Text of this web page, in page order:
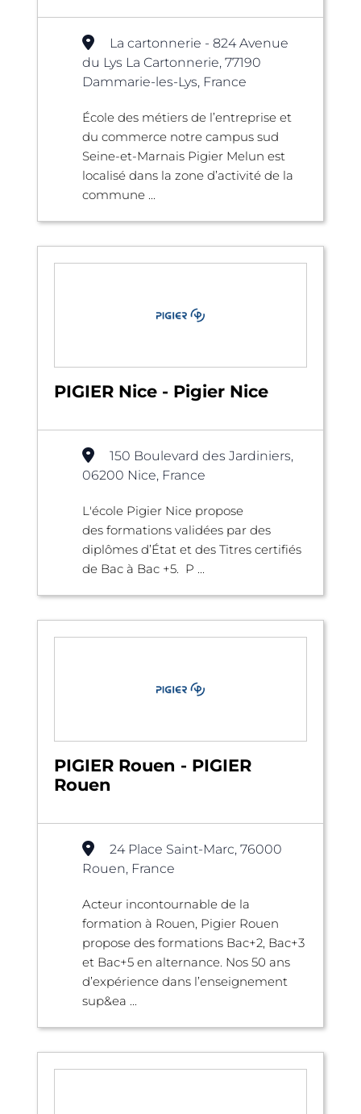
La cartonnerie - 824 Avenue
du Lys La Cartonnerie, 77190
Dammarie-les-Lys, France
École des métiers de l’entreprise et
du commerce notre campus sud
Seine-et-Marnais Pigier Melun est
localisé dans la zone d’activité de la
commune ...
PIGIER Nice - Pigier Nice
150 Boulevard des Jardiniers,
06200 Nice, France
L'école Pigier Nice propose
des formations validées par des
diplômes d’État et des Titres certifiés
de Bac à Bac +5. P ...
PIGIER Rouen - PIGIER
Rouen
24 Place Saint-Marc, 76000
Rouen, France
Acteur incontournable de la
formation à Rouen, Pigier Rouen
propose des formations Bac+2, Bac+3
et Bac+5 en alternance. Nos 50 ans
d’expérience dans l’enseignement
sup&ea ...